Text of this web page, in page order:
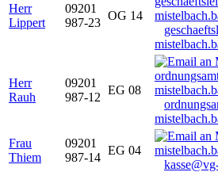
Herr
Lippert
09201
987-23
OG 14
Herr
Rauh
09201
987-12
EG 08
Frau
Thiem
09201
987-14
EG 04